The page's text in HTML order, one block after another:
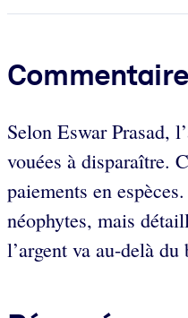
Selon Eswar Prasad,
vouées à disparaître.
paiements en
néophytes, mais
l’argent va au-delà